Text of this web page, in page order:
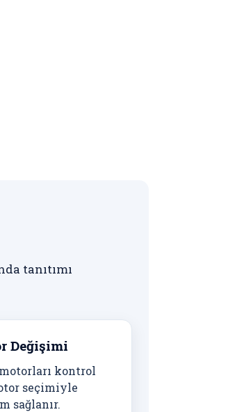
tanıtımı
Değişimi
kontrol
seçimiyle
sağlanır.